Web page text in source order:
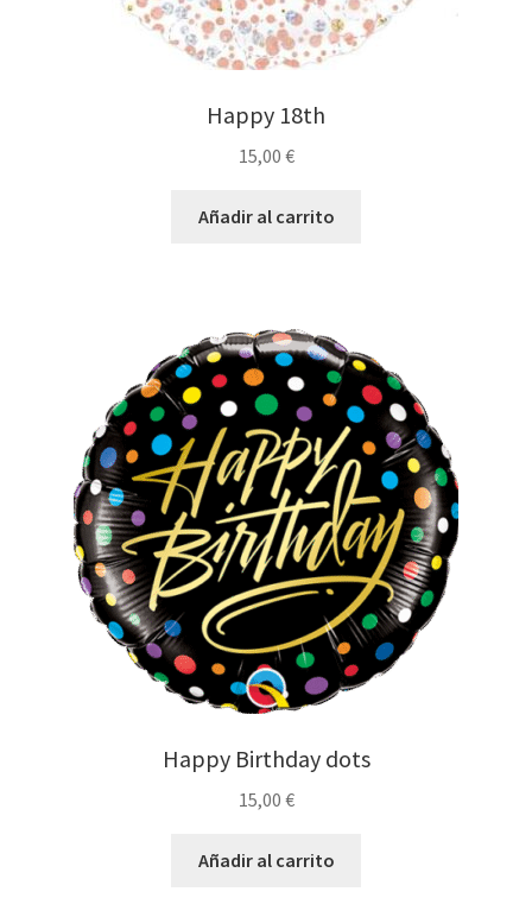
Happy 18th
15,00 €
Añadir al carrito
Happy Birthday dots
15,00 €
Añadir al carrito